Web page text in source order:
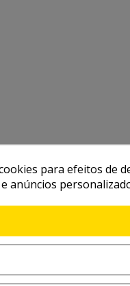
para efeitos de
anúncios